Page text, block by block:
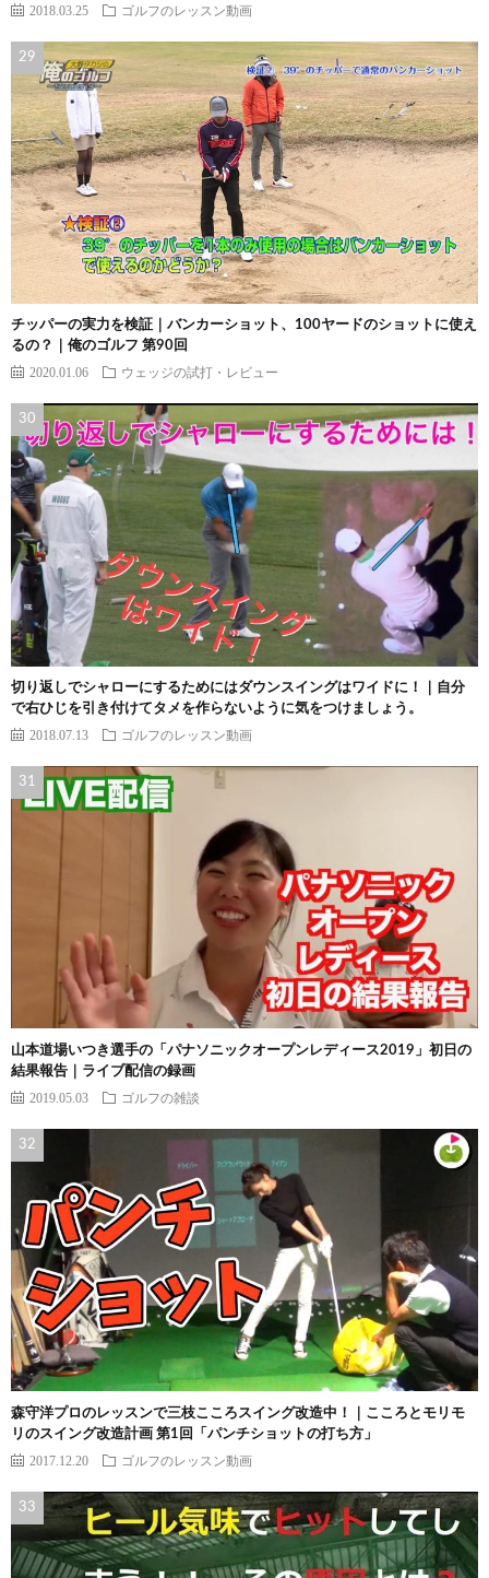
2018.03.25 ゴルフのレッスン動画
チッパーの実力を検証｜バンカーショット、100ヤードのショットに使え
るの？｜俺のゴルフ 第90回
2020.01.06 ウェッジの試打・レビュー
切り返しでシャローにするためにはダウンスイングはワイドに！｜自分
で右ひじを引き付けてタメを作らないように気をつけましょう。
2018.07.13 ゴルフのレッスン動画
山本道場いつき選手の「パナソニックオープンレディース2019」初日の
結果報告｜ライブ配信の録画
2019.05.03 ゴルフの雑談
森守洋プロのレッスンで三枝こころスイング改造中！｜こころとモリモ
リのスイング改造計画 第1回「パンチショットの打ち方」
2017.12.20 ゴルフのレッスン動画